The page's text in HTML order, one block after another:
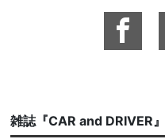
雑誌『CAR and DRIVER